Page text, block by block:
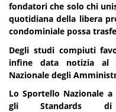
fondatori che solo chi
quotidiana della libera
condominiale possa
Degli studi compiuti
infine data notizia al
Nazionale degli
Lo Sportello Nazionale
gli Standards di